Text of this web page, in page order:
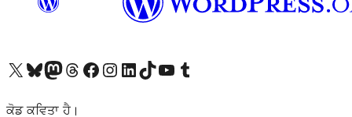
Visit our X (formerly Twitter) account
Visit our Bluesky account
Visit our Mastodon account
Visit our Threads account
Visit our Facebook page
Visit our Instagram account
Visit our LinkedIn account
Visit our TikTok account
Visit our YouTube channel
Visit our Tumblr account
ਕੋਡ ਕਵਿਤਾ ਹੈ।